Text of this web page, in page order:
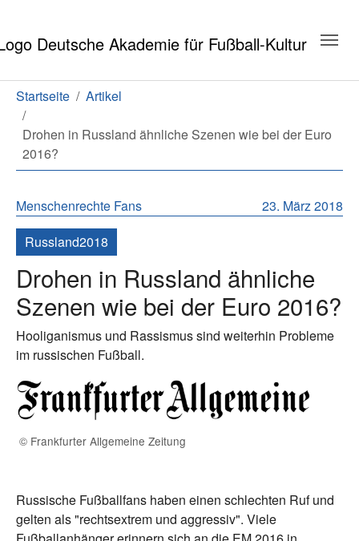
Sie sind hier:
Startseite Artikel
Drohen in Russland ähnliche Szenen wie bei der Euro
2016?
23. März 2018
Menschenrechte Fans
Russland2018
Drohen in Russland ähnliche
Szenen wie bei der Euro 2016?
Hooliganismus und Rassismus sind weiterhin Probleme
im russischen Fußball.
© Frankfurter Allgemeine Zeitung
Russische Fußballfans haben einen schlechten Ruf und
gelten als "rechtsextrem und aggressiv". Viele